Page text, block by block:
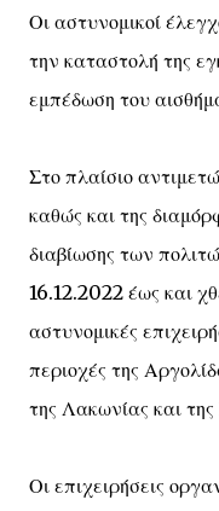
Οι αστυνομικοί
την καταστολή της
εμπέδωση του
Στο πλαίσιο
καθώς και της
διαβίωσης των
16.12.2022 έως και
αστυνομικές
περιοχές της
της Λακωνίας και
Οι επιχειρήσεις